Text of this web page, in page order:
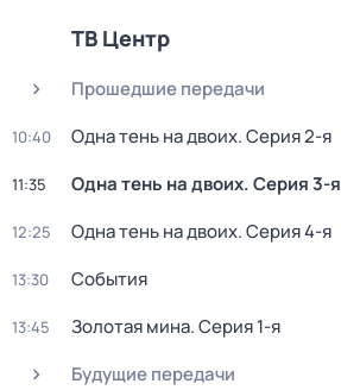
ТВ Центр
Прошедшие передачи
10:40 Одна тень на двоих. Серия 2-я
11:35 Одна тень на двоих. Серия 3-я
12:25 Одна тень на двоих. Серия 4-я
13:30 События
13:45 Золотая мина. Серия 1-я
Будущие передачи